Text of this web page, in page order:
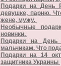
Подарки на День
девушке, парню.
жене, мужу.
Необычные
новинки.
Подарки на День
мальчикам. Что
Подарки на 14
защитника Украины